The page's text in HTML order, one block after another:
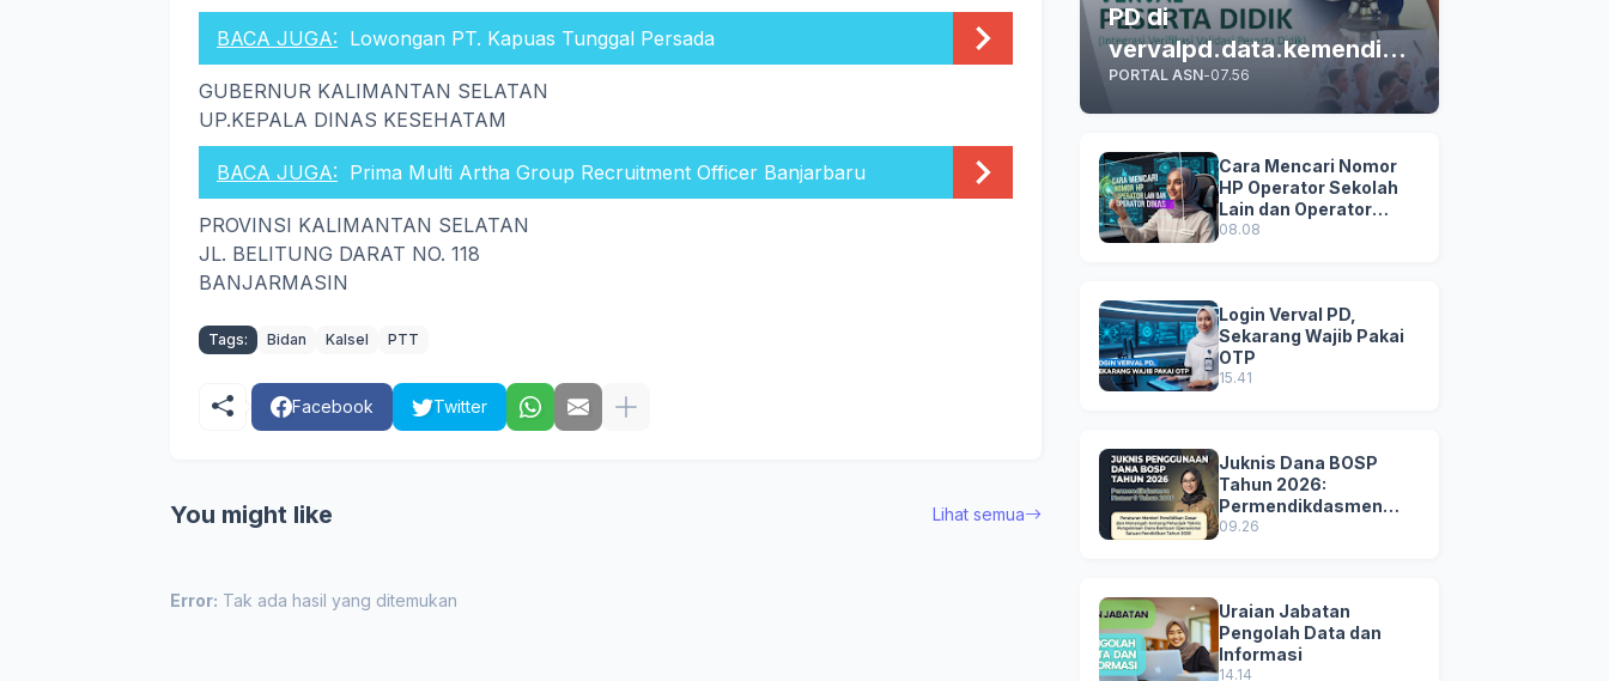
BACA JUGA: Lowongan PT. Kapuas Tunggal Persada
GUBERNUR KALIMANTAN SELATAN
UP.KEPALA DINAS KESEHATAM
BACA JUGA: Prima Multi Artha Group Recruitment Officer Banjarbaru
PROVINSI KALIMANTAN SELATAN
JL. BELITUNG DARAT NO. 118
BANJARMASIN
Tags: Bidan Kalsel PTT
Facebook Twitter
You might like Lihat semua
Error: Tak ada hasil yang ditemukan
PD di
vervalpd.data.kemendikd
asmen.go.id
PORTAL ASN-07.56
Cara Mencari Nomor
HP Operator Sekolah
Lain dan Operator
Dinas di SDM Data
08.08
Login Verval PD,
Sekarang Wajib Pakai
OTP
15.41
Juknis Dana BOSP
Tahun 2026:
Permendikdasmen
Nomor 8 Tahun 2026
09.26
Uraian Jabatan
Pengolah Data dan
Informasi
14.14